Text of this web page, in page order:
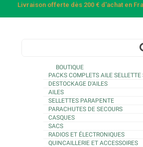
Livraison offerte dès 200 € d'achat en
BOUTIQUE
PACKS COMPLETS AILE SELLETTE
DESTOCKAGE D'AILES
AILES
SELLETTES PARAPENTE
PARACHUTES DE SECOURS
CASQUES
SACS
RADIOS ET ÉLECTRONIQUES
QUINCAILLERIE ET ACCESSOIRES